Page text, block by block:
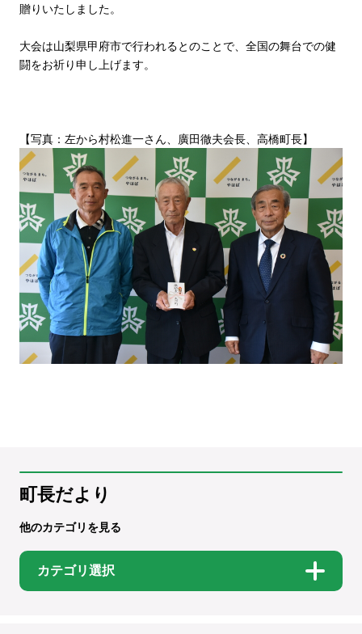
贈りいたしました。
大会は山梨県甲府市で行われるとのことで、全国の舞台での健
闘をお祈り申し上げます。
【写真：左から村松進一さん、廣田徹夫会長、高橋町長】
町長だより
他のカテゴリを見る
カテゴリ選択